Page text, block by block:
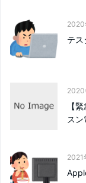
2020
テ
2020
【
ス
2021